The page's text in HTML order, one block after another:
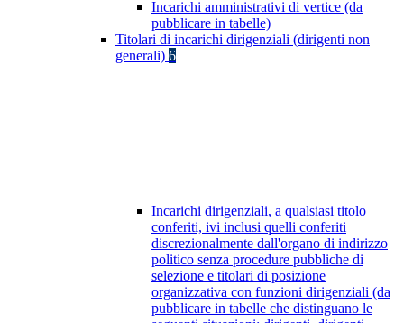
Incarichi amministrativi di vertice (da
pubblicare in tabelle)
Titolari di incarichi dirigenziali (dirigenti non
generali) 6
Incarichi dirigenziali, a qualsiasi titolo
conferiti, ivi inclusi quelli conferiti
discrezionalmente dall'organo di indirizzo
politico senza procedure pubbliche di
selezione e titolari di posizione
organizzativa con funzioni dirigenziali (da
pubblicare in tabelle che distinguano le